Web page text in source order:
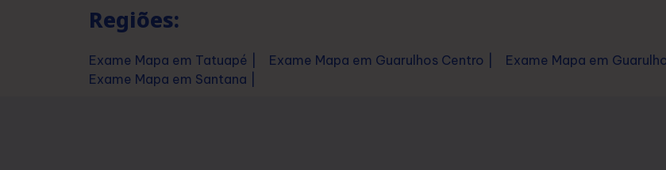
Regiões:
Exame Mapa em Tatuapé | Exame Mapa em Guarulhos Centro | Exame Mapa em
Exame Mapa em Santana |